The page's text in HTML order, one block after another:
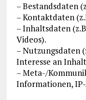
– Bestandsdaten
– Kontaktdaten
– Inhaltsdaten
Videos).
– Nutzungsdaten
Interesse an
– Meta-/
Informationen,